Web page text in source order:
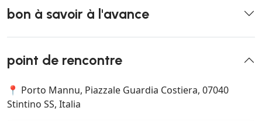
bon à savoir à l'avance
point de rencontre
📍 Porto Mannu, Piazzale Guardia Costiera, 07040
Stintino SS, Italia